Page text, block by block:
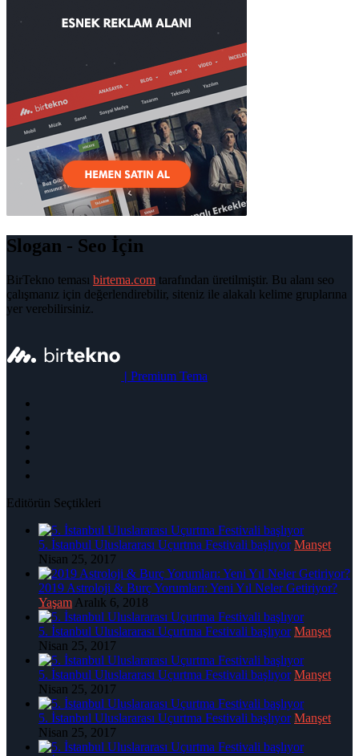
Slogan - Seo İçin
BirTekno teması birtema.com tarafından üretilmiştir. Bu alanı seo
çalışmanız için değerlendirebilir, siteniz ile alakalı kelime gruplarına
yer verebilirsiniz.
| Premium Tema
Editörün Seçtikleri
5. İstanbul Uluslararası Uçurtma Festivali başlıyor Manşet
Nisan 25, 2017
2019 Astroloji & Burç Yorumları: Yeni Yıl Neler Getiriyor?
Yaşam Aralık 6, 2018
5. İstanbul Uluslararası Uçurtma Festivali başlıyor Manşet
Nisan 25, 2017
5. İstanbul Uluslararası Uçurtma Festivali başlıyor Manşet
Nisan 25, 2017
5. İstanbul Uluslararası Uçurtma Festivali başlıyor Manşet
Nisan 25, 2017